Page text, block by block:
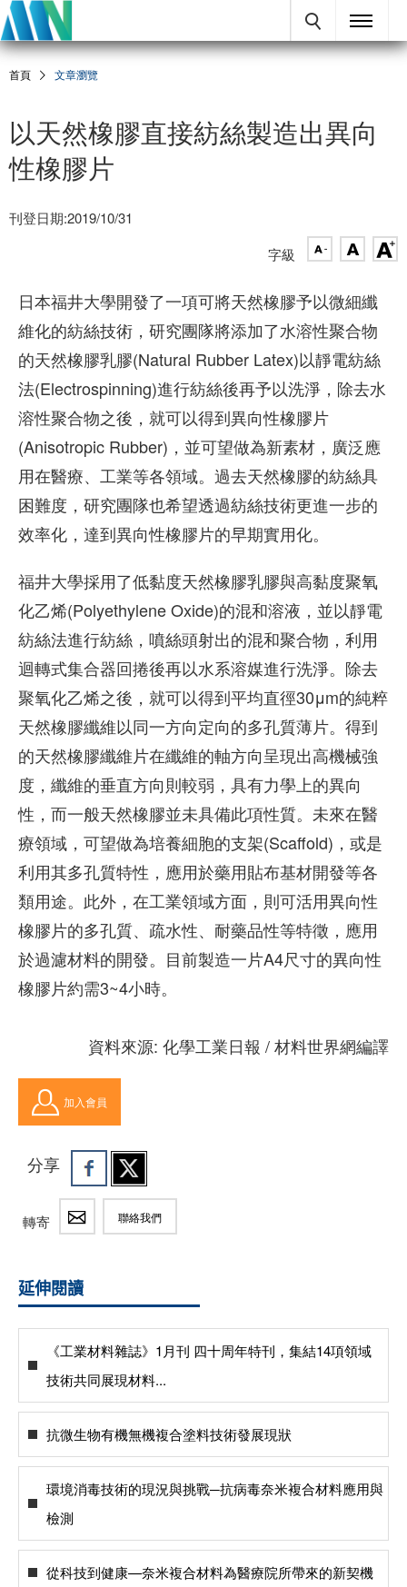
首頁 文章瀏覽
以天然橡膠直接紡絲製造出異向
性橡膠片
刊登日期:2019/10/31
字級
日本福井大學開發了一項可將天然橡膠予以微細纖
維化的紡絲技術，研究團隊將添加了水溶性聚合物
的天然橡膠乳膠(Natural Rubber Latex)以靜電紡絲
法(Electrospinning)進行紡絲後再予以洗淨，除去水
溶性聚合物之後，就可以得到異向性橡膠片
(Anisotropic Rubber)，並可望做為新素材，廣泛應
用在醫療、工業等各領域。過去天然橡膠的紡絲具
困難度，研究團隊也希望透過紡絲技術更進一步的
效率化，達到異向性橡膠片的早期實用化。
福井大學採用了低黏度天然橡膠乳膠與高黏度聚氧
化乙烯(Polyethylene Oxide)的混和溶液，並以靜電
紡絲法進行紡絲，噴絲頭射出的混和聚合物，利用
迴轉式集合器回捲後再以水系溶媒進行洗淨。除去
聚氧化乙烯之後，就可以得到平均直徑30μm的純粹
天然橡膠纖維以同一方向定向的多孔質薄片。得到
的天然橡膠纖維片在纖維的軸方向呈現出高機械強
度，纖維的垂直方向則較弱，具有力學上的異向
性，而一般天然橡膠並未具備此項性質。未來在醫
療領域，可望做為培養細胞的支架(Scaffold)，或是
利用其多孔質特性，應用於藥用貼布基材開發等各
類用途。此外，在工業領域方面，則可活用異向性
橡膠片的多孔質、疏水性、耐藥品性等特徵，應用
於過濾材料的開發。目前製造一片A4尺寸的異向性
橡膠片約需3~4小時。
資料來源: 化學工業日報 / 材料世界網編譯
加入會員
分享
轉寄 聯絡我們
延伸閱讀
《工業材料雜誌》1月刊 四十周年特刊，集結14項領域
技術共同展現材料...
抗微生物有機無機複合塗料技術發展現狀
環境消毒技術的現況與挑戰─抗病毒奈米複合材料應用與
檢測
從科技到健康—奈米複合材料為醫療院所帶來的新契機